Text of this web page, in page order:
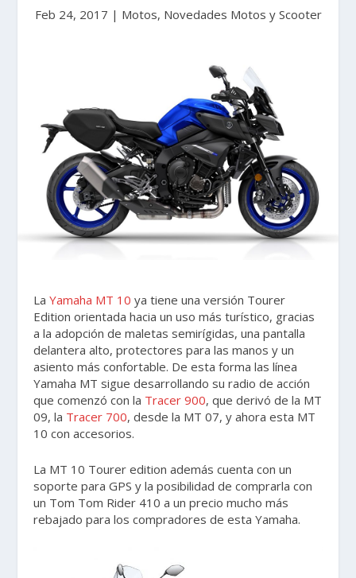
Feb 24, 2017 | Motos, Novedades Motos y Scooter
LaYamaha MT 10 ya tiene una versión Tourer
Edition orientada hacia un uso más turístico, gracias
a la adopción de maletas semirígidas, una pantalla
delantera alto, protectores para las manos y un
asiento más confortable. De esta forma las línea
Yamaha MT sigue desarrollando su radio de acción
que comenzó con la Tracer 900, que derivó de la MT
09, la Tracer 700, desde la MT 07, y ahora esta MT
10 con accesorios.
La MT 10 Tourer edition además cuenta con un
soporte para GPS y la posibilidad de comprarla con
un Tom Tom Rider 410 a un precio mucho más
rebajado para los compradores de esta Yamaha.